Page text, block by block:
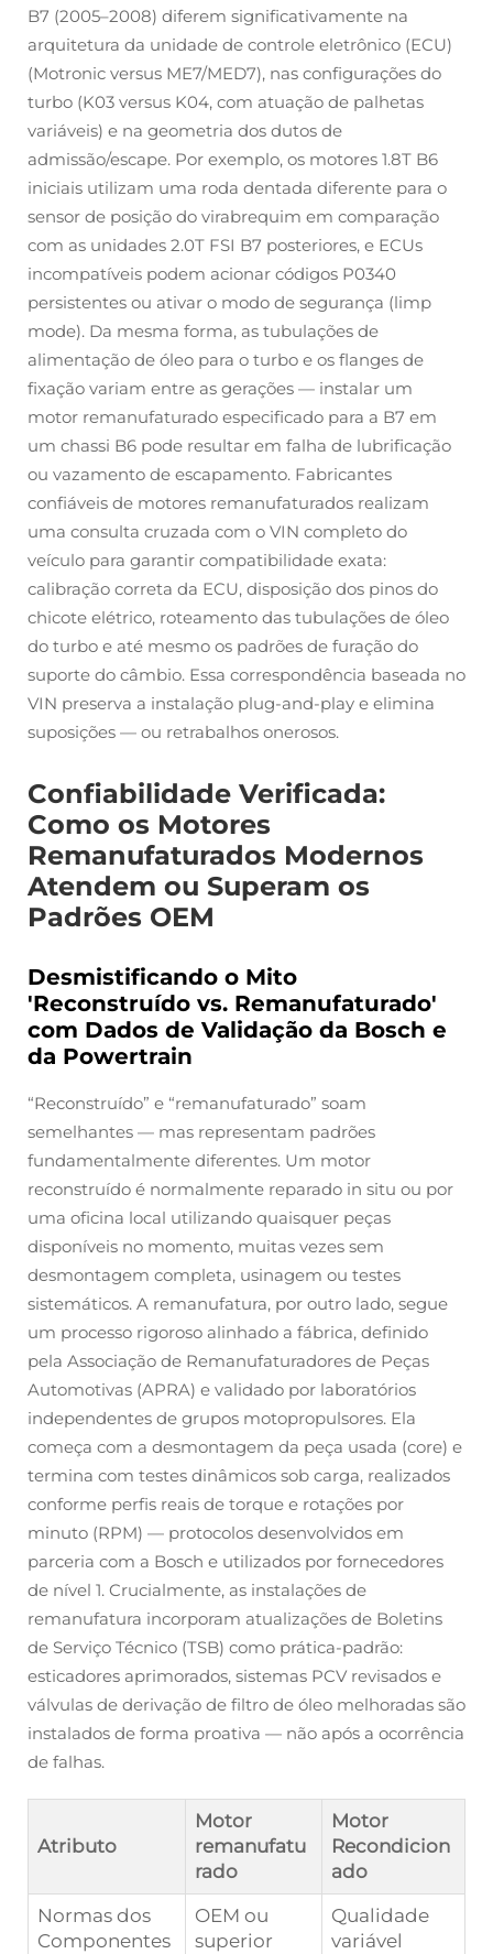
B7 (2005–2008) diferem significativamente na
arquitetura da unidade de controle eletrônico (ECU)
(Motronic versus ME7/MED7), nas configurações do
turbo (K03 versus K04, com atuação de palhetas
variáveis) e na geometria dos dutos de
admissão/escape. Por exemplo, os motores 1.8T B6
iniciais utilizam uma roda dentada diferente para o
sensor de posição do virabrequim em comparação
com as unidades 2.0T FSI B7 posteriores, e ECUs
incompatíveis podem acionar códigos P0340
persistentes ou ativar o modo de segurança (limp
mode). Da mesma forma, as tubulações de
alimentação de óleo para o turbo e os flanges de
fixação variam entre as gerações — instalar um
motor remanufaturado especificado para a B7 em
um chassi B6 pode resultar em falha de lubrificação
ou vazamento de escapamento. Fabricantes
confiáveis de motores remanufaturados realizam
uma consulta cruzada com o VIN completo do
veículo para garantir compatibilidade exata:
calibração correta da ECU, disposição dos pinos do
chicote elétrico, roteamento das tubulações de óleo
do turbo e até mesmo os padrões de furação do
suporte do câmbio. Essa correspondência baseada no
VIN preserva a instalação plug-and-play e elimina
suposições — ou retrabalhos onerosos.
Confiabilidade Verificada:
Como os Motores
Remanufaturados Modernos
Atendem ou Superam os
Padrões OEM
Desmistificando o Mito
'Reconstruído vs. Remanufaturado'
com Dados de Validação da Bosch e
da Powertrain
“Reconstruído” e “remanufaturado” soam
semelhantes — mas representam padrões
fundamentalmente diferentes. Um motor
reconstruído é normalmente reparado in situ ou por
uma oficina local utilizando quaisquer peças
disponíveis no momento, muitas vezes sem
desmontagem completa, usinagem ou testes
sistemáticos. A remanufatura, por outro lado, segue
um processo rigoroso alinhado a fábrica, definido
pela Associação de Remanufaturadores de Peças
Automotivas (APRA) e validado por laboratórios
independentes de grupos motopropulsores. Ela
começa com a desmontagem da peça usada (core) e
termina com testes dinâmicos sob carga, realizados
conforme perfis reais de torque e rotações por
minuto (RPM) — protocolos desenvolvidos em
parceria com a Bosch e utilizados por fornecedores
de nível 1. Crucialmente, as instalações de
remanufatura incorporam atualizações de Boletins
de Serviço Técnico (TSB) como prática-padrão:
esticadores aprimorados, sistemas PCV revisados e
válvulas de derivação de filtro de óleo melhoradas são
instalados de forma proativa — não após a ocorrência
de falhas.
Atributo
Motor
remanufatu
rado
Motor
Recondicion
ado
Normas dos
Componentes
OEM ou
superior
Qualidade
variável